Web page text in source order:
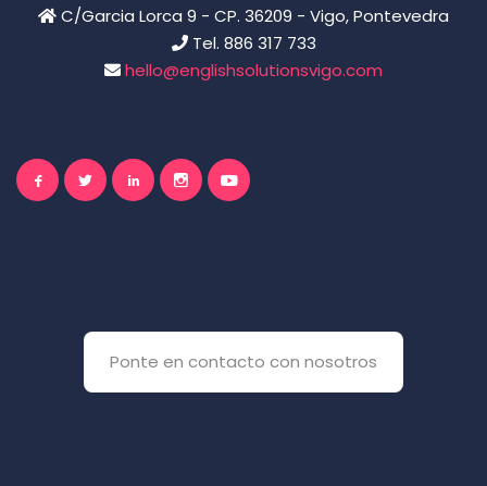
C/Garcia Lorca 9 - CP. 36209 - Vigo, Pontevedra
Tel. 886 317 733
hello@englishsolutionsvigo.com
Ponte en contacto con nosotros